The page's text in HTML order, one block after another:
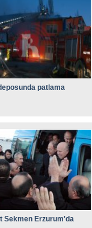
patlama
Sekmen Erzurum'da